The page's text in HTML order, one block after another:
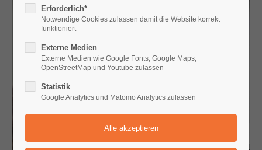
Anmelden
Register
Lorem ipsum dolor sit amet:
Erforderlich*
Notwendige Cookies zulassen damit die Website korrekt
funktioniert
Externe Medien
Externe Medien wie Google Fonts, Google Maps,
OpenStreetMap und Youtube zulassen
Statistik
Google Analytics und Matomo Analytics zulassen